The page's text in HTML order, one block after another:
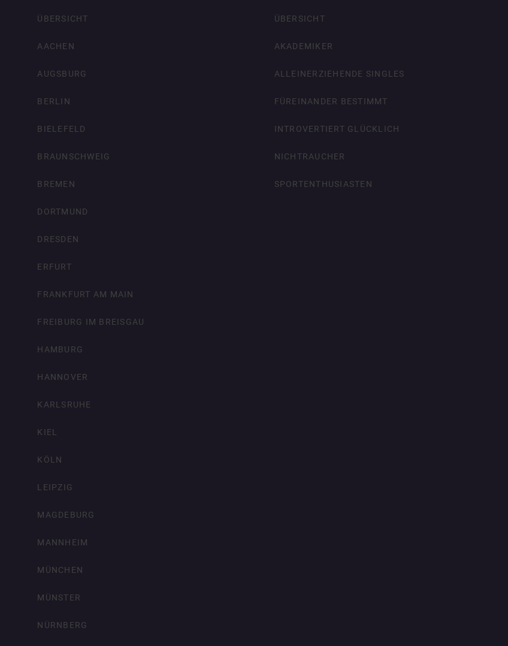
ÜBERSICHT
AACHEN
AUGSBURG
BERLIN
BIELEFELD
BRAUNSCHWEIG
BREMEN
DORTMUND
DRESDEN
ERFURT
FRANKFURT AM MAIN
FREIBURG IM BREISGAU
HAMBURG
HANNOVER
KARLSRUHE
KIEL
KÖLN
LEIPZIG
MAGDEBURG
MANNHEIM
MÜNCHEN
MÜNSTER
NÜRNBERG
ÜBERSICHT
AKADEMIKER
ALLEINERZIEHENDE SINGLES
FÜREINANDER BESTIMMT
INTROVERTIERT GLÜCKLICH
NICHTRAUCHER
SPORTENTHUSIASTEN